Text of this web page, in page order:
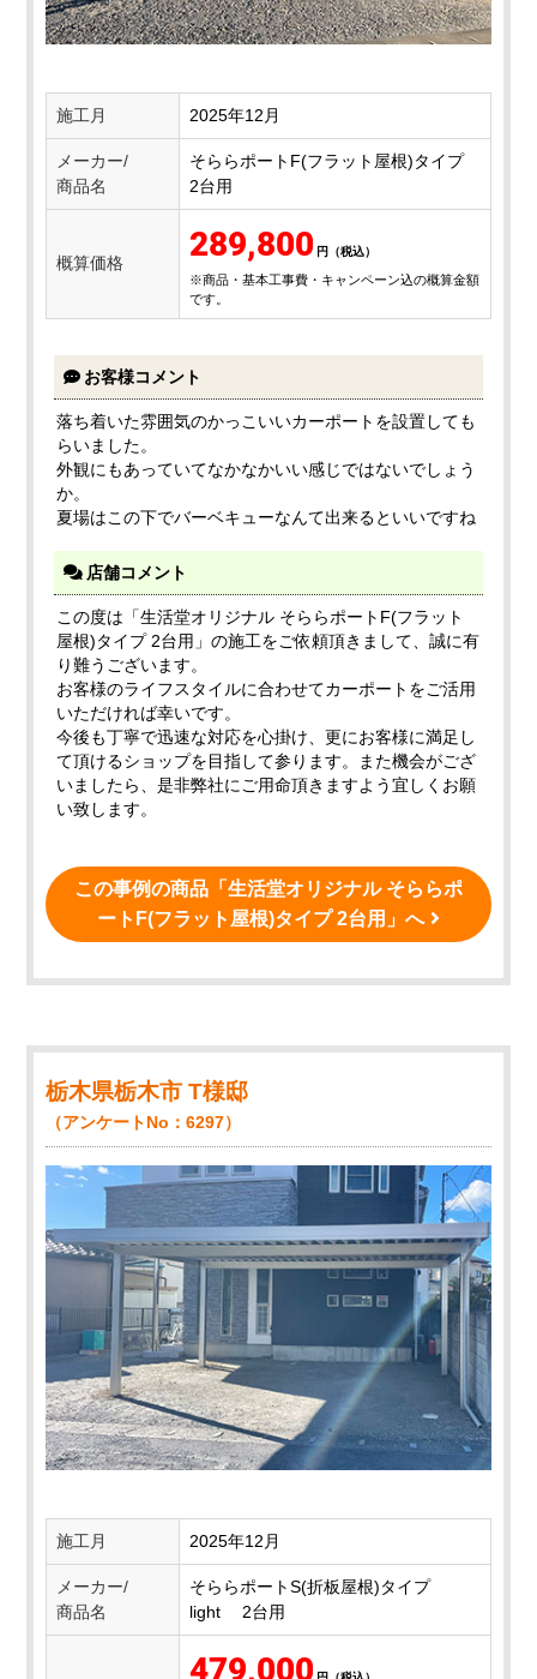
施工月 2025年12月
メーカー/
商品名
そららポートF(フラット屋根)タイプ
2台用
概算価格 289,800
※商品・基本工事費・キャンペーン込の概算金額
です。
お客様コメント
落ち着いた雰囲気のかっこいいカーポートを設置しても
らいました。
外観にもあっていてなかなかいい感じではないでしょう
か。
夏場はこの下でバーベキューなんて出来るといいですね
店舗コメント
この度は「生活堂オリジナル そららポートF(フラット
屋根)タイプ 2台用」の施工をご依頼頂きまして、誠に有
り難うございます。
お客様のライフスタイルに合わせてカーポートをご活用
いただければ幸いです。
今後も丁寧で迅速な対応を心掛け、更にお客様に満足し
て頂けるショップを目指して参ります。また機会がござ
いましたら、是非弊社にご用命頂きますよう宜しくお願
い致します。
この事例の商品「生活堂オリジナル そららポ
ートF(フラット屋根)タイプ 2台用」へ
栃木県栃木市 T様邸
（アンケートNo：6297）
施工月 2025年12月
メーカー/
商品名
そららポートS(折板屋根)タイプ
light 2台用
479,000